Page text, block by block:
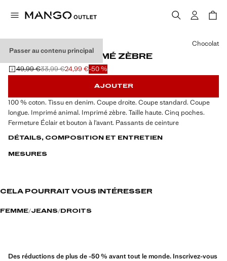
Passer au contenu principal
JEAN DROIT IMPRIMÉ ZÈBRE
Prix initial barré [49,99 € ]
49,99 €
Deuxième prix barré [33,99 € ]
33,99 €
Prix actuel [24,99 € ]24,99 €-50 %
Choisissez une couleur
Chocolat
AJOUTER
100 % coton. Tissu en denim. Coupe droite. Coupe standard. Coupe
longue. Imprimé animal. Imprimé zèbre. Taille haute. Cinq poches.
Fermeture Éclair et bouton à l’avant. Passants de ceinture
DÉTAILS, COMPOSITION ET ENTRETIEN
MESURES
CELA POURRAIT VOUS INTÉRESSER
FEMME JEANS DROITS
Des réductions de plus de -50 % avant tout le monde. Inscrivez-vous